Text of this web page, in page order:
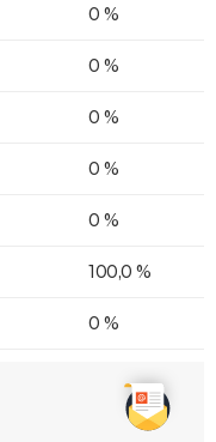
0 %
0 %
0 %
0 %
0 %
100,0 %
0 %